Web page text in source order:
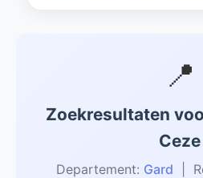
📍
Zoekresultaten
Ceze
Departement: Gard |